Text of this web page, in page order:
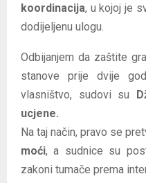
koordinacija, u kojoj je
dodijeljenu ulogu.
Odbijanjem da zaštite
stanove prije dvije
vlasništvo, sudovi su
ucjene.
Na taj način, pravo se
moći, a sudnice su
zakoni tumače prema